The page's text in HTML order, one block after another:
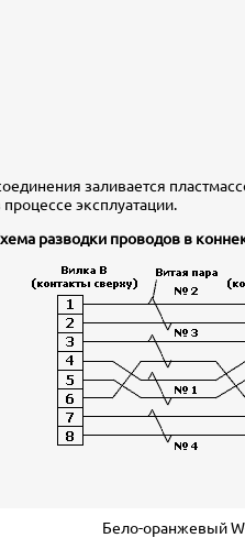
заливается
эксплуатации.
разводки проводов в
Бело-оранжевый